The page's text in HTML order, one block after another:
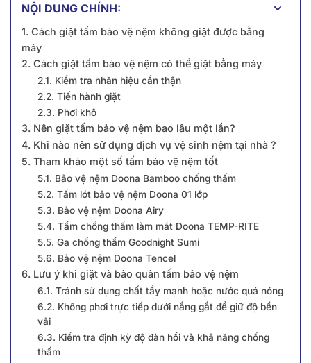
NỘI DUNG CHÍNH:
1. Cách giặt tấm bảo vệ nệm không giặt được bằng
máy
2. Cách giặt tấm bảo vệ nệm có thể giặt bằng máy
2.1. Kiểm tra nhãn hiệu cẩn thận
2.2. Tiến hành giặt
2.3. Phơi khô
3. Nên giặt tấm bảo vệ nệm bao lâu một lần?
4. Khi nào nên sử dụng dịch vụ vệ sinh nệm tại nhà ?
5. Tham khảo một số tấm bảo vệ nệm tốt
5.1. Bảo vệ nệm Doona Bamboo chống thấm
5.2. Tấm lót bảo vệ nệm Doona 01 lớp
5.3. Bảo vệ nệm Doona Airy
5.4. Tấm chống thấm làm mát Doona TEMP-RITE
5.5. Ga chống thấm Goodnight Sumi
5.6. Bảo vệ nệm Doona Tencel
6. Lưu ý khi giặt và bảo quản tấm bảo vệ nệm
6.1. Tránh sử dụng chất tẩy mạnh hoặc nước quá nóng
6.2. Không phơi trực tiếp dưới nắng gắt để giữ độ bền
vải
6.3. Kiểm tra định kỳ độ đàn hồi và khả năng chống
thấm